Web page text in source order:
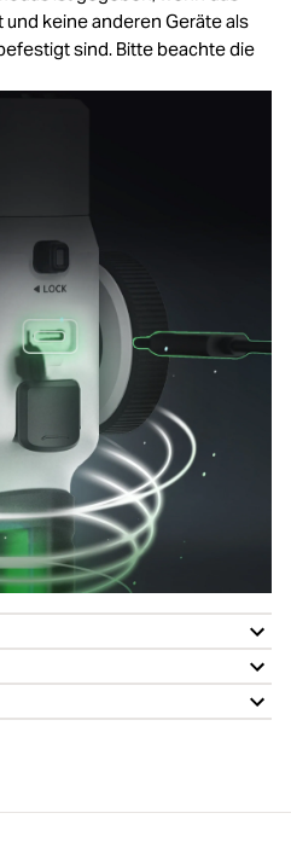
keine anderen Geräte als
sind. Bitte beachte die